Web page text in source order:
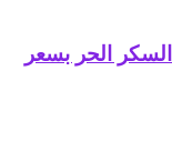
الحر بسعر